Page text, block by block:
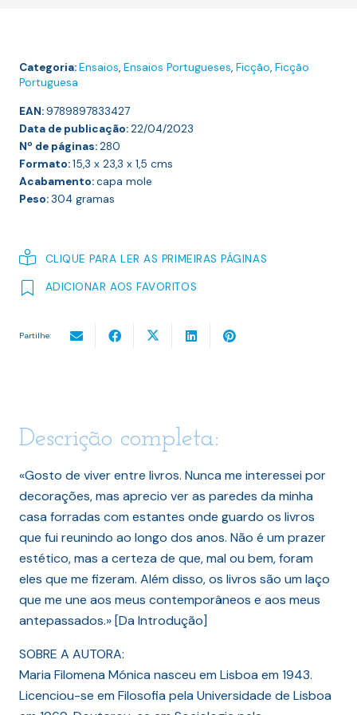
Categoria:Ensaios, Ensaios Portugueses, Ficção, Ficção
Portuguesa
EAN:9789897833427
Data de publicação:22/04/2023
Nº de páginas:280
Formato:15,3 x 23,3 x 1,5 cms
Acabamento:capa mole
Peso:304 gramas
CLIQUE PARA LER AS PRIMEIRAS PÁGINAS
ADICIONAR AOS FAVORITOS
Partilhe:
Descrição completa:
«Gosto de viver entre livros. Nunca me interessei por
decorações, mas aprecio ver as paredes da minha
casa forradas com estantes onde guardo os livros
que fui reunindo ao longo dos anos. Não é um prazer
estético, mas a certeza de que, mal ou bem, foram
eles que me fizeram. Além disso, os livros são um laço
que me une aos meus contemporâneos e aos meus
antepassados.» [Da Introdução]
SOBRE A AUTORA:
Maria Filomena Mónica nasceu em Lisboa em 1943.
Licenciou-se em Filosofia pela Universidade de Lisboa